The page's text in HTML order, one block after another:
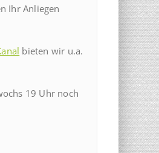
Ihr Anliegen
bieten wir u.a.
19 Uhr noch